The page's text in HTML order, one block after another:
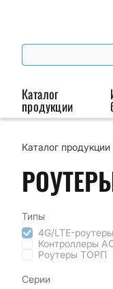
Каталог
продукции
Беспроводная связь
Модемы
Роутеры
Промышленные
контроллеры
Каталог продукции
Типы
4G/LTE-роутеры
Контроллеры
Роутеры TОРП
Серии